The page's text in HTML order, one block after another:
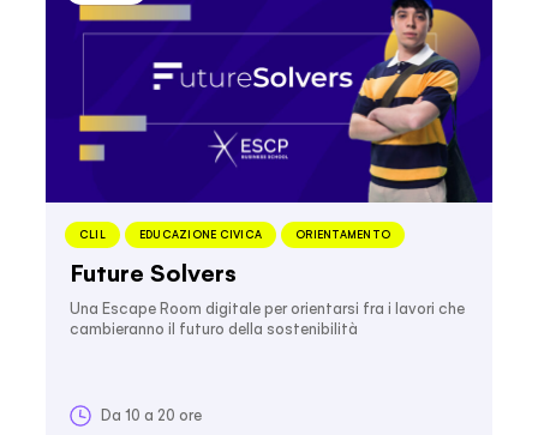
CLIL EDUCAZIONE CIVICA ORIENTAMENTO
Future Solvers
Una Escape Room digitale per orientarsi fra i lavori che
cambieranno il futuro della sostenibilità
Da 10 a 20 ore